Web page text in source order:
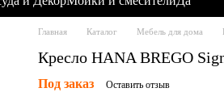
Главная Каталог Мебель для дома
Кресло HANA BREGO
Под заказ Оставить отзыв